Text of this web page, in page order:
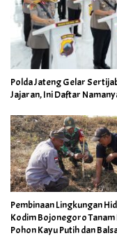
Polda Jateng Gelar
Jajaran, Ini Daftar
Pembinaan Lingkungan
Kodim Bojonegoro Tanam
Pohon Kayu Putih dan